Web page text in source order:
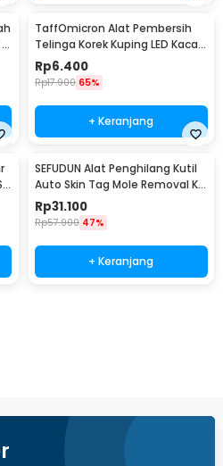
TaffOmicron Alat Pembersih
Telinga Korek Kuping LED Kaca
Pembesar - XY319
Rp6.400
Rp17.900 65%
+ Keranjang
-
SEFUDUN Alat Penghilang Kutil
Auto Skin Tag Mole Removal Kit
- LGV41
Rp31.100
Rp57.900 47%
+ Keranjang